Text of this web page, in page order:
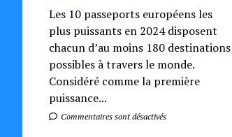
Les 10 passeports européens les
plus puissants en 2024 disposent
chacun d’au moins 180 destinations
possibles à travers le monde.
Considéré comme la première
puissance...
Commentaires sont désactivés